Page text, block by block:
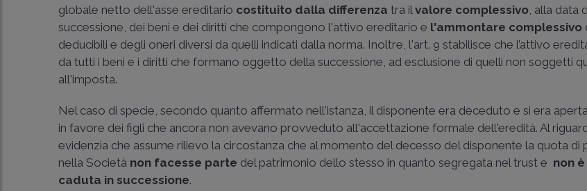
globale netto dell'asse ereditario costituito dalla differenza tra ilvalore complessivo, alla data
successione, dei beni e dei diritti che compongono l'attivo ereditario e l'ammontare complessivo
deducibili e degli oneri diversi da quelli indicati dalla norma. Inoltre, l'art. 9 stabilisce che l’attivo
da tutti i beni e i diritti che formano oggetto della successione, ad esclusione di quelli non soggetti
all'imposta.
Nel caso di specie, secondo quanto affermato nell'istanza, il disponente era deceduto e si era
in favore dei figli che ancora non avevano provveduto all'accettazione formale dell'eredità. Al
evidenzia che assume rilievo la circostanza che al momento del decesso del disponente la quota di
nella Società non facesse parte del patrimonio dello stesso in quanto segregata nel trust e non
caduta in successione.